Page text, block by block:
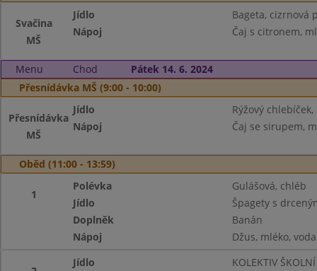
Svačina
MŠ
Jídlo
Bageta, cizrnová
Nápoj
Čaj s citronem,
Menu Chod
Pátek 14. 6. 2024
Přesnídávka MŠ (9:00 - 10:00)
Přesnídávka
MŠ
Jídlo
Rýžový
Nápoj
Čaj se sirupem,
Oběd (11:00 - 13:59)
1
Polévka
Gulášová, chléb
Jídlo
Špagety s
Doplněk
Banán
Nápoj
Džus, mléko, voda
Jídlo KOLEKTIV